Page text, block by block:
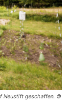
Neustift geschaffen. ©